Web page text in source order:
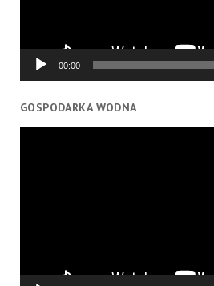
00:00
GOSPODARKA WODNA